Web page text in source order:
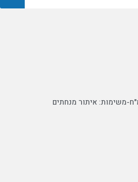
משימות: איתור מנחתים